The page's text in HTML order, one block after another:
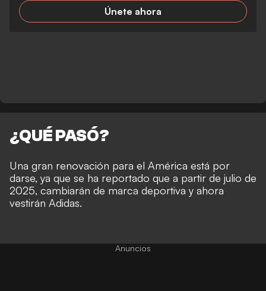
Únete ahora
¿QUÉ PASÓ?
Una gran renovación para el América está por
darse, ya que se ha reportado que a partir de julio de
2025, cambiarán de marca deportiva y ahora
vestirán Adidas.
Anuncios